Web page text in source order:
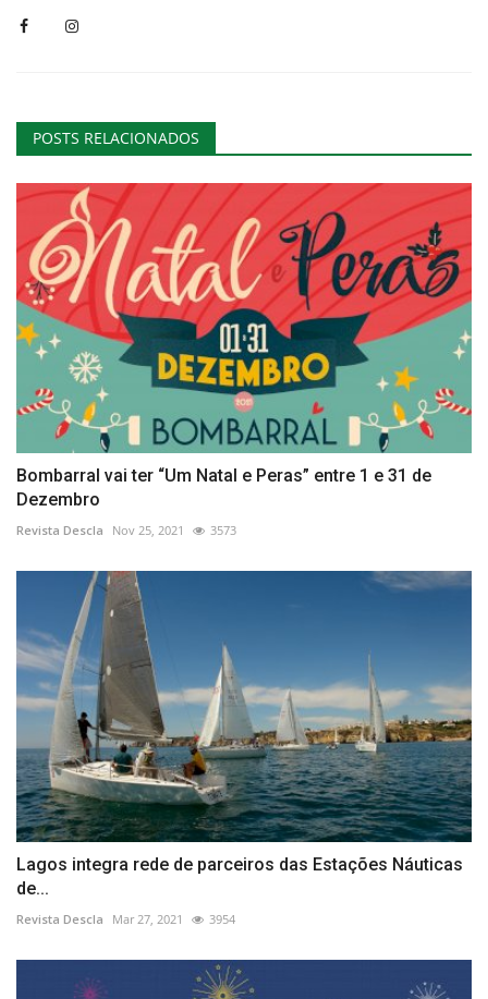
POSTS RELACIONADOS
Bombarral vai ter “Um Natal e Peras” entre 1 e 31 de
Dezembro
Revista Descla Nov 25, 2021 3573
Lagos integra rede de parceiros das Estações Náuticas
de...
Revista Descla Mar 27, 2021 3954